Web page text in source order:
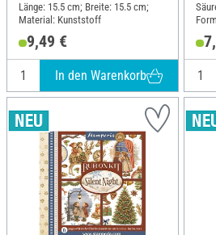
Länge: 15.5 cm; Breite: 15.5 cm;
Material: Kunststoff
9,49 €
In den Warenkorb